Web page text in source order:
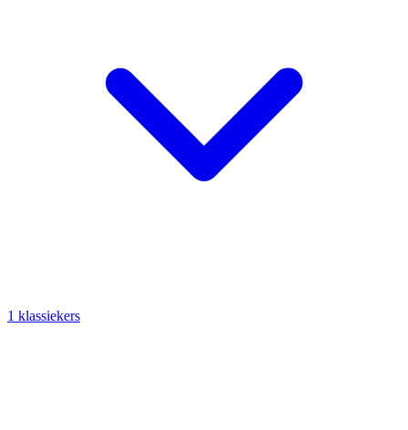
1 klassiekers